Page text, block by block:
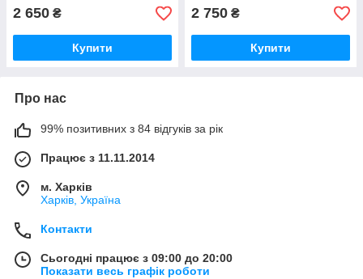
2 650 ₴
Купити
2 750 ₴
Купити
Про нас
99% позитивних з 84 відгуків за рік
Працює з 11.11.2014
м. Харків
Харків, Україна
Контакти
Сьогодні працює з 09:00 до 20:00
Показати весь графік роботи